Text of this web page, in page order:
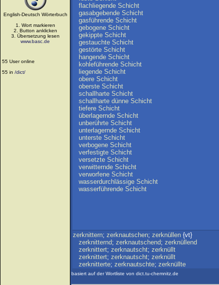
English-Deutsch Wörterbuch
1. Wort markieren
2. Button anklicken
3. Übersetzung lesen
www.basc.de
55 User online
55 in /dict/
flachliegende Schicht
gasabgebende Schicht
gasführende Schicht
gebogene Schicht
gekippte Schicht
gestauchte Schicht
gestörte Schicht
hangende Schicht
kohleführende Schicht
liegende Schicht
obere Schicht
oberste Schicht
schallharte Schicht
schallharte dünne Schicht
tiefere Schicht
überlagernde Schicht
unberührte Schicht
unterlagernde Schicht
unterste Schicht
verbogene Schicht
verfestigte Schicht
versetzte Schicht
verwitternde Schicht
verworfene Schicht
wasserdurchlässige Schicht
wasserführende Schicht
zerknittern; zerknautschen; zerknüllen {vt}
zerknitternd; zerknautschend; zerknüllend
zerknittert; zerknautscht; zerknüllt
zerknittert; zerknautscht; zerknüllt
zerknitterte; zerknautschte; zerknüllte
basiert auf der Wortliste von dict.tu-chemnitz.de